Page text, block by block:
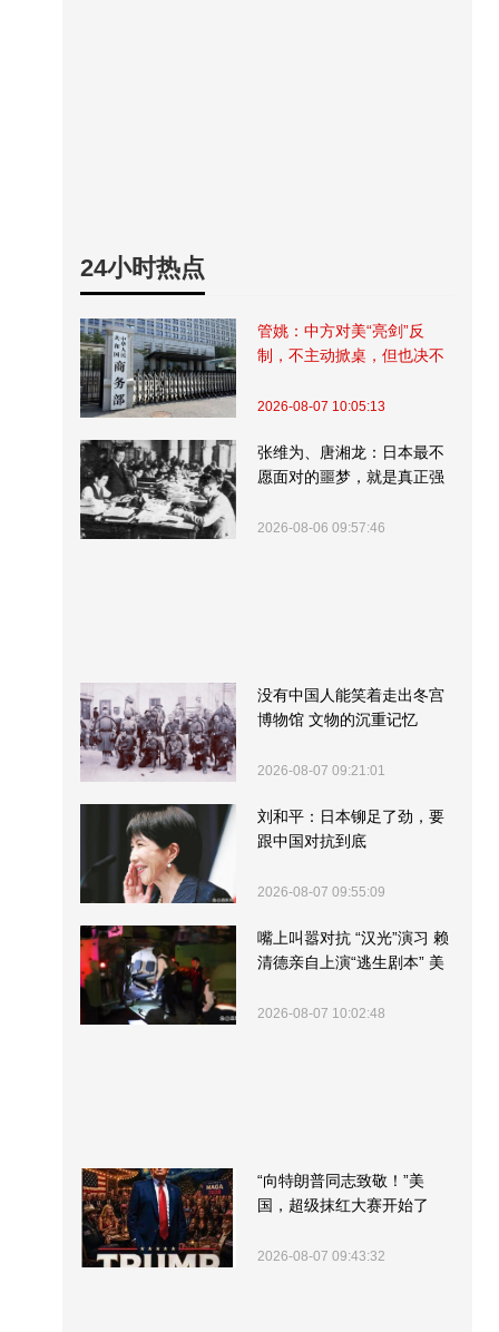
24小时热点
管姚：中方对美“亮剑”反
制，不主动掀桌，但也决不
2026-08-07 10:05:13
张维为、唐湘龙：日本最不
愿面对的噩梦，就是真正强
2026-08-06 09:57:46
没有中国人能笑着走出冬宫
博物馆 文物的沉重记忆
2026-08-07 09:21:01
刘和平：日本铆足了劲，要
跟中国对抗到底
2026-08-07 09:55:09
嘴上叫嚣对抗 “汉光”演习 赖
清德亲自上演“逃生剧本” 美
2026-08-07 10:02:48
“向特朗普同志致敬！”美
国，超级抹红大赛开始了
2026-08-07 09:43:32